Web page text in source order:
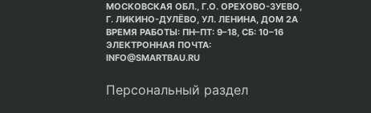
МОСКОВСКАЯ ОБЛ., Г.О. ОРЕХОВО-ЗУЕВО,
Г. ЛИКИНО-ДУЛЁВО, УЛ. ЛЕНИНА, ДОМ 2А
ВРЕМЯ РАБОТЫ: ПН–ПТ: 9–18, СБ: 10–16
ЭЛЕКТРОННАЯ ПОЧТА:
INFO@SMARTBAU.RU
Персональный раздел